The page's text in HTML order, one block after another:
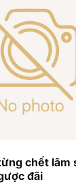
chết lâm
đãi